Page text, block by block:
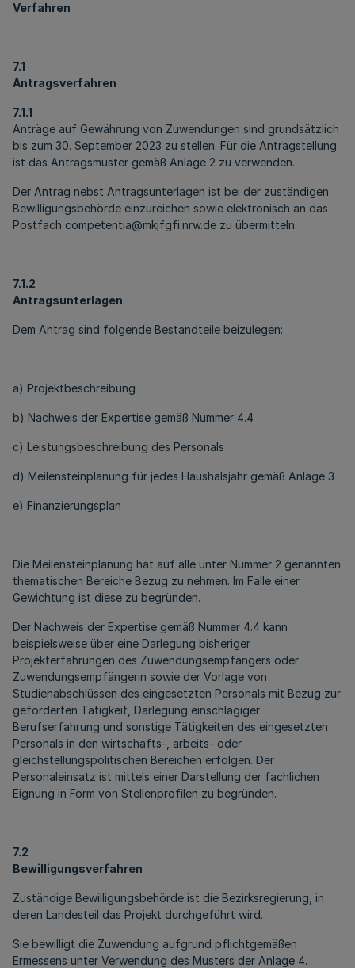
Verfahren
7.1
Antragsverfahren
7.1.1
Anträge auf Gewährung von Zuwendungen sind grundsätzlich
bis zum 30. September 2023 zu stellen. Für die Antragstellung
ist das Antragsmuster gemäß Anlage 2 zu verwenden.
Der Antrag nebst Antragsunterlagen ist bei der zuständigen
Bewilligungsbehörde einzureichen sowie elektronisch an das
Postfach competentia@mkjfgfi.nrw.de zu übermitteln.
7.1.2
Antragsunterlagen
Dem Antrag sind folgende Bestandteile beizulegen:
a) Projektbeschreibung
b) Nachweis der Expertise gemäß Nummer 4.4
c) Leistungsbeschreibung des Personals
d) Meilensteinplanung für jedes Haushalsjahr gemäß Anlage 3
e) Finanzierungsplan
Die Meilensteinplanung hat auf alle unter Nummer 2 genannten
thematischen Bereiche Bezug zu nehmen. Im Falle einer
Gewichtung ist diese zu begründen.
Der Nachweis der Expertise gemäß Nummer 4.4 kann
beispielsweise über eine Darlegung bisheriger
Projekterfahrungen des Zuwendungsempfängers oder
Zuwendungsempfängerin sowie der Vorlage von
Studienabschlüssen des eingesetzten Personals mit Bezug zur
geförderten Tätigkeit, Darlegung einschlägiger
Berufserfahrung und sonstige Tätigkeiten des eingesetzten
Personals in den wirtschafts-, arbeits- oder
gleichstellungspolitischen Bereichen erfolgen. Der
Personaleinsatz ist mittels einer Darstellung der fachlichen
Eignung in Form von Stellenprofilen zu begründen.
7.2
Bewilligungsverfahren
Zuständige Bewilligungsbehörde ist die Bezirksregierung, in
deren Landesteil das Projekt durchgeführt wird.
Sie bewilligt die Zuwendung aufgrund pflichtgemäßen
Ermessens unter Verwendung des Musters der Anlage 4.